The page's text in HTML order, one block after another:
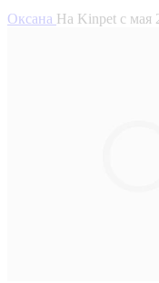
Оксана На Kinpet c мая